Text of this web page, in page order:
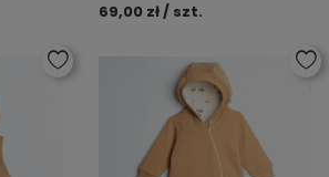
69,00 zł / szt.